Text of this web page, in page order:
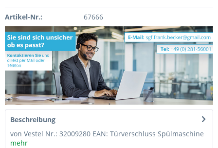
Artikel-Nr.: 67666
Beschreibung
von Vestel Nr.: 32009280 EAN: Türverschluss Spülmaschine
mehr